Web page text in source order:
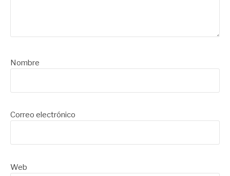
Nombre
Correo electrónico
Web